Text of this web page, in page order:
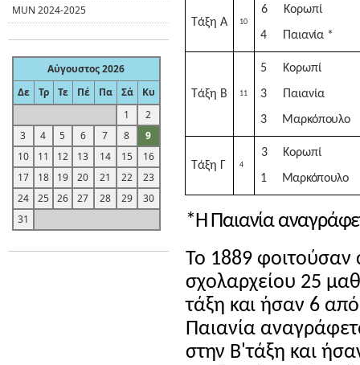
Τάξη Α 10
6
Κορωπί
4
Παιανία *
Τάξη Β 11
5
Κορωπί
3
Παιανία
3
Μαρκόπουλο
Τάξη Γ 4
3
Κορωπί
1
Μαρκόπουλο
*Η Παιανία
Το 1889 φοιτούσαν
σχολαρχείου 25
τάξη και ήσαν 6
Παιανία
στην Β'τάξη και
MUN 2024-2025
Αύγουστος 2026
Δε
Τρ Τε Πέ Πα Σά
Κυ
1
2
3
4 5 6 7 8
9
10
11 12 13 14 15
16
17
18 19 20 21 22
23
24
25 26 27 28 29
30
31